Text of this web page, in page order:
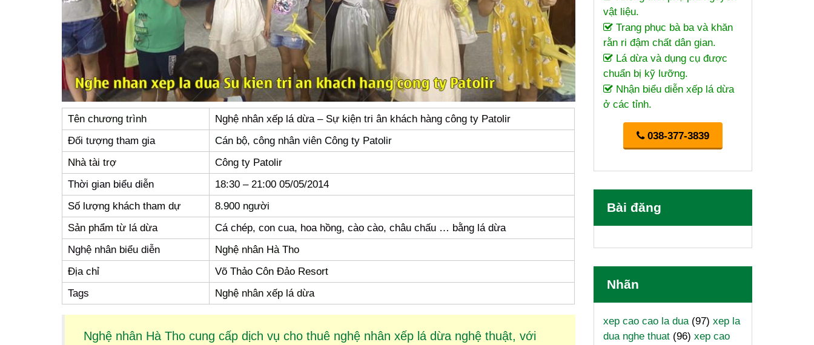
Tên chương trình
Nghệ nhân xếp lá dừa – Sự kiện tri ân khách hàng công ty Patolir
Đối tượng tham gia
Cán bộ, công nhân viên Công ty Patolir
Nhà tài trợ
Công ty Patolir
Thời gian biểu diễn
18:30 – 21:00 05/05/2014
Số lượng khách tham dự
8.900 người
Sản phẩm từ lá dừa
Cá chép, con cua, hoa hồng, cào cào, châu chấu … bằng lá dừa
Nghệ nhân biểu diễn
Nghệ nhân Hà Tho
Địa chỉ
Võ Thảo Côn Đảo Resort
Tags
Nghệ nhân xếp lá dừa
Nghệ nhân Hà Tho cung cấp dịch vụ cho thuê nghệ nhân xếp lá dừanghệ thuật, với
vật liệu.
Trang phục bà ba và khăn
rằn ri đậm chất dân gian.
Lá dừa và dụng cụ được
chuẩn bị kỹ lưỡng.
Nhận biểu diễn xếp lá dừa
ở các tỉnh.
038-377-3839
Bài đăng
Nhãn
xep cao cao la dua (97) xep la
dua nghe thuat (96) xep cao